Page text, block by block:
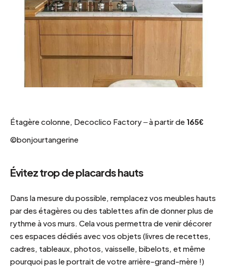
Étagère colonne, Decoclico Factory – à partir de 165€
©bonjourtangerine
Évitez trop de placards hauts
Dans la mesure du possible, remplacez vos meubles hauts
par des étagères ou des tablettes afin de donner plus de
rythme à vos murs. Cela vous permettra de venir décorer
ces espaces dédiés avec vos objets (livres de recettes,
cadres, tableaux, photos, vaisselle, bibelots, et même
pourquoi pas le portrait de votre arrière-grand-mère !)